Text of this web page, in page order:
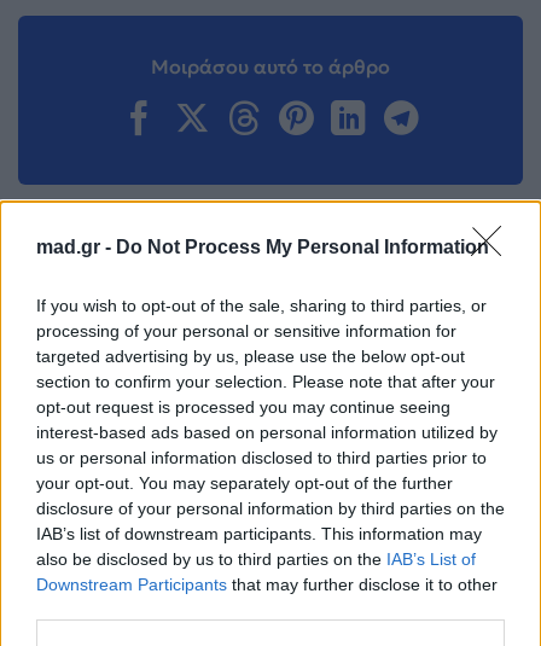
mad.gr - Do Not Process My Personal Information
If you wish to opt-out of the sale, sharing to third parties, or
processing of your personal or sensitive information for
targeted advertising by us, please use the below opt-out
section to confirm your selection. Please note that after your
opt-out request is processed you may continue seeing
interest-based ads based on personal information utilized by
us or personal information disclosed to third parties prior to
your opt-out. You may separately opt-out of the further
disclosure of your personal information by third parties on the
IAB’s list of downstream participants. This information may
also be disclosed by us to third parties on the IAB’s List of
Downstream Participants that may further disclose it to other
Μοιράσου αυτό το άρθρο
Προηγούμενο
Mad Men Show:
Αυτές είναι οι
ατάκες της ημέρας
23.10.2015
Επόμενο
Δεν έχει ξαναβγεί
πιο σέξυ η
Αγγελική Ηλιάδη!
23.10.2015